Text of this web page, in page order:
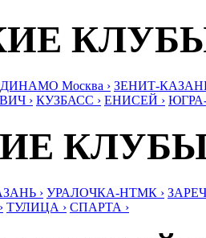
ДИНАМО Москва › ЗЕНИТ-
› КУЗБАСС › ЕНИСЕЙ ›
› УРАЛОЧКА-НТМК ›
ТУЛИЦА › СПАРТА ›